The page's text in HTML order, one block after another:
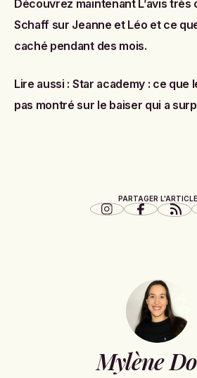
Découvrez maintenant L’avis
Schaff sur Jeanne et Léo et ce
caché pendant des mois.
Lire aussi : Star academy : ce que
pas montré sur le baiser qui a
PARTAGER L'ARTICLE
Mylène